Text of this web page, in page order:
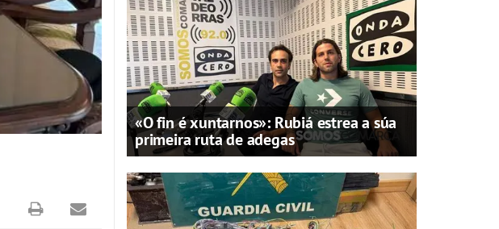
«O fin é xuntarnos»: Rubiá estrea a súa
primeira ruta de adegas